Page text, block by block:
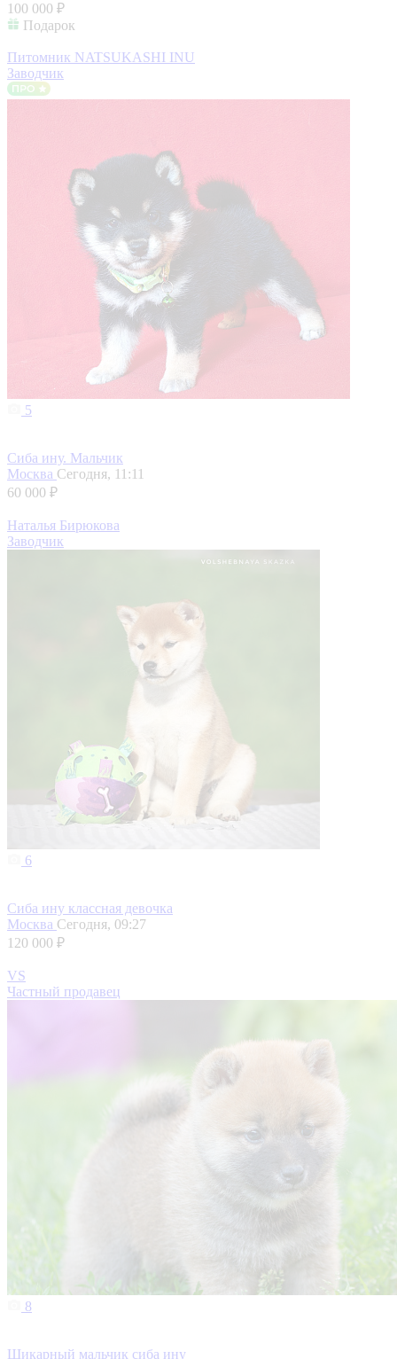
100 000 ₽
Подарок
Питомник NATSUKASHI INU
Заводчик
5
Сиба ину. Мальчик
Москва Сегодня, 11:11
60 000 ₽
Наталья Бирюкова
Заводчик
6
Сиба ину классная девочка
Москва Сегодня, 09:27
120 000 ₽
VS
Частный продавец
8
Шикарный мальчик сиба ину